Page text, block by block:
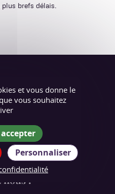
plus brefs délais.
la Mairie,
64 23 10
nous !
et vous donne le
vous souhaitez
Personnaliser